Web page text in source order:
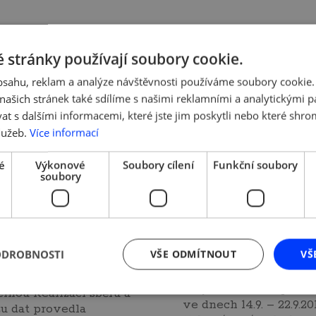
| Tým AMSP ČR
AMSP
Názory malých
podniků
a jejich
nezávislého
AMSP ČR ve
Realizaci sběru a
dat provedla
17. 1. 2012 | Tým AMSP
ČR – Názory
podnikatelů na
daňovou reformu
provedla agentura
Research. Výsledky 12.
průzkumu AMSP ČR
ve dnech 14.9. –
stránky používají soubory cookie.
reklam a analýze návštěvnosti používáme soubory
stránek také sdílíme s našimi reklamními a analytickými
s dalšími informacemi, které jste jim poskytli nebo které
Více informací
Výkonové
soubory
Soubory cílení Funkční soubory
VŠE ODMÍTNOUT